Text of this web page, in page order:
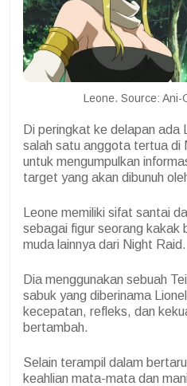
Leone. Source: Ani-
Di peringkat ke delapan ada
salah satu anggota tertua di
untuk mengumpulkan
target yang akan dibunuh
Leone memiliki sifat santai
sebagai figur seorang kakak
muda lainnya dari Night Raid.
Dia menggunakan sebuah
sabuk yang diberinama
kecepatan, refleks, dan
bertambah.
Selain terampil dalam
keahlian mata-mata dan